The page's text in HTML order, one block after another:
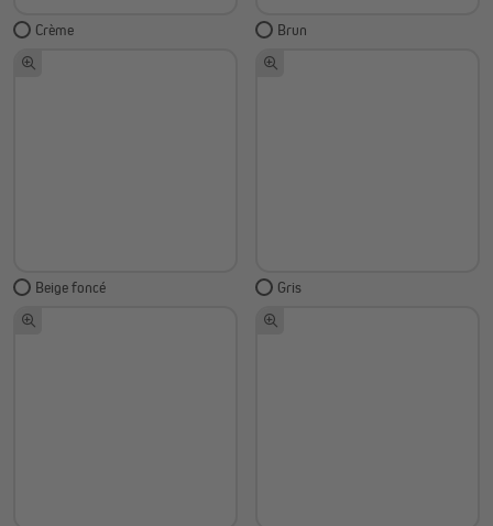
Crème Brun
Beige foncé Gris